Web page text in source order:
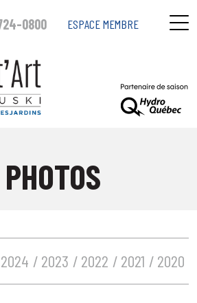
0800 ESPACE MEMBRE
2024 2023 2022 2021 2020